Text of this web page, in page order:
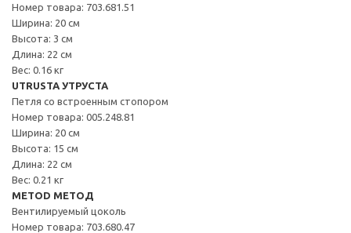
Номер товара: 703.681.51
Ширина: 20 см
Высота: 3 см
Длина: 22 см
Вес: 0.16 кг
UTRUSTA УТРУСТА
Петля со встроенным стопором
Номер товара: 005.248.81
Ширина: 20 см
Высота: 15 см
Длина: 22 см
Вес: 0.21 кг
METOD МЕТОД
Вентилируемый цоколь
Номер товара: 703.680.47